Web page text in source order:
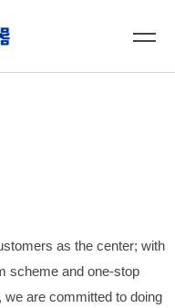
as the center; with
scheme and one-stop
are committed to doing